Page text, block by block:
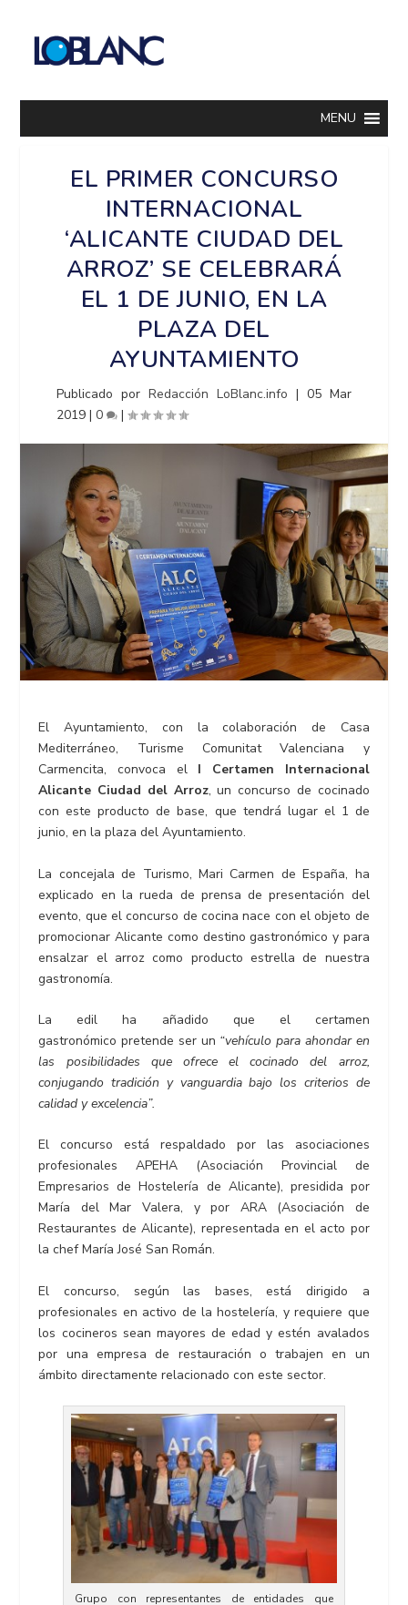
MENU
EL PRIMER CONCURSO
INTERNACIONAL
‘ALICANTE CIUDAD DEL
ARROZ’ SE CELEBRARÁ
EL 1 DE JUNIO, EN LA
PLAZA DEL
AYUNTAMIENTO
Publicado porRedacción LoBlanc.info | 05 Mar
2019 |0 |
El Ayuntamiento, con la colaboración de Casa
Mediterráneo, Turisme Comunitat Valenciana y
Carmencita, convoca el I Certamen Internacional
Alicante Ciudad del Arroz, un concurso de cocinado
con este producto de base, que tendrá lugar el 1 de
junio, en la plaza del Ayuntamiento.
La concejala de Turismo, Mari Carmen de España, ha
explicado en la rueda de prensa de presentación del
evento, que el concurso de cocina nace con el objeto de
promocionar Alicante como destino gastronómico y para
ensalzar el arroz como producto estrella de nuestra
gastronomía.
La edil ha añadido que el certamen
gastronómico pretende ser un “vehículo para ahondar en
las posibilidades que ofrece el cocinado del arroz,
conjugando tradición y vanguardia bajo los criterios de
calidad y excelencia”.
El concurso está respaldado por las asociaciones
profesionales APEHA (Asociación Provincial de
Empresarios de Hostelería de Alicante), presidida por
María del Mar Valera, y por ARA (Asociación de
Restaurantes de Alicante), representada en el acto por
la chef María José San Román.
El concurso, según las bases, está dirigido a
profesionales en activo de la hostelería, y requiere que
los cocineros sean mayores de edad y estén avalados
por una empresa de restauración o trabajen en un
ámbito directamente relacionado con este sector.
Grupo con representantes de entidades que